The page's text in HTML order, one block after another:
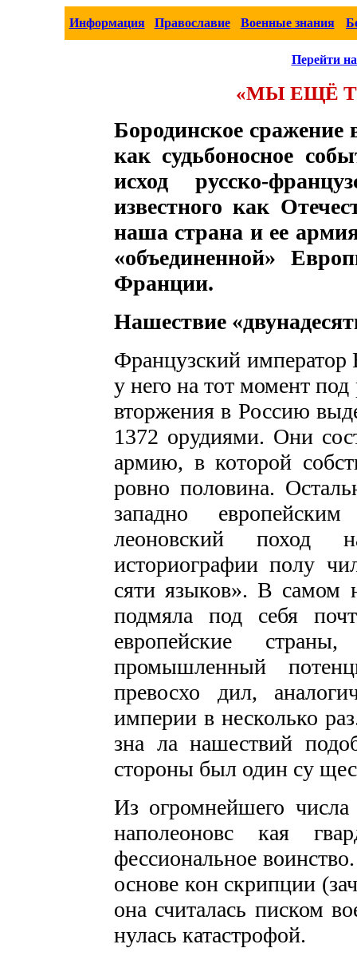
Информация Православие Военные знания
Перейти
«МЫ ЕЩЁ
Бородинское
как судьбоносное
исход русско-
известного как
наша страна и ее
«объединенной»
Франции.
Нашествие
Французский
у него на тот момент
вторжения в Россию
1372 орудиями. Они
армию, в кото­рой
ровно половина.
западно
леоновский поход
историографии полу
сяти языков». В самом
подмяла под себя
европейские
промышленный
превосхо­ дил,
империи в несколько
зна ла нашествий
стороны был один су
Из огромнейшего
наполеоновс кая
фессиональное
основе кон­ скрипции
она считалась писком
нулась катастрофой.